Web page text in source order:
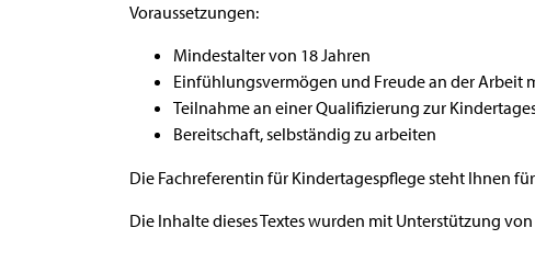
Voraussetzungen:
Mindestalter von 18 Jahren
Einfühlungsvermögen und Freude an der Arbeit
Teilnahme an einer Qualifizierung zur
Bereitschaft, selbständig zu arbeiten
Die Fachreferentin für Kindertagespflege steht Ihnen
Die Inhalte dieses Textes wurden mit Unterstützung